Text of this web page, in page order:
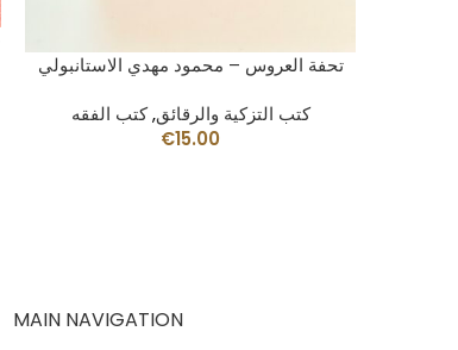
AÑADIR AL CARRITO
تحفة العروس – محمود مهدي الاستانبولي
كتب التزكية والرقائق,كتب الفقه
€15.00
MAIN NAVIGATION